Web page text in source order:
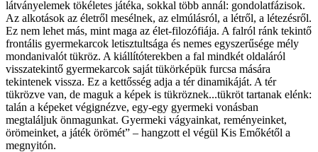
látványelemek tökéletes játéka, sokkal több annál: gondolatfázisok.
Az alkotások az életről mesélnek, az elmúlásról, a létről, a létezésről.
Ez nem lehet más, mint maga az élet-filozófiája. A falról ránk tekintő
frontális gyermekarcok letisztultsága és nemes egyszerűsége mély
mondanivalót tükröz. A kiállítóterekben a fal mindkét oldaláról
visszatekintő gyermekarcok saját tükörképük furcsa mására
tekintenek vissza. Ez a kettősség adja a tér dinamikáját. A tér
tükrözve van, de maguk a képek is tükröznek...tükröt tartanak elénk:
talán a képeket végignézve, egy-egy gyermeki vonásban
megtaláljuk önmagunkat. Gyermeki vágyainkat, reményeinket,
örömeinket, a játék örömét” – hangzott el végül Kis Emőkétől a
megnyitón.